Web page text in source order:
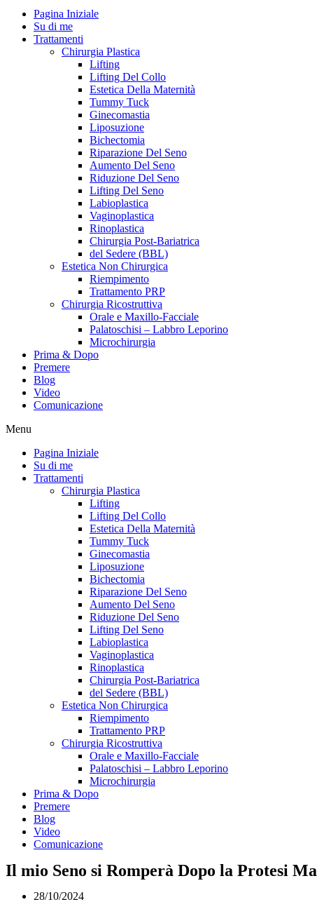
Pagina Iniziale
Su di me
Trattamenti
Chirurgia Plastica
Lifting
Lifting Del Collo
Estetica Della Maternità
Tummy Tuck
Ginecomastia
Liposuzione
Bichectomia
Riparazione Del Seno
Aumento Del Seno
Riduzione Del Seno
Lifting Del Seno
Labioplastica
Vaginoplastica
Rinoplastica
Chirurgia Post-Bariatrica
del Sedere (BBL)
Estetica Non Chirurgica
Riempimento
Trattamento PRP
Chirurgia Ricostruttiva
Orale e Maxillo-Facciale
Palatoschisi – Labbro Leporino
Microchirurgia
Prima & Dopo
Premere
Blog
Video
Comunicazione
Menu
Pagina Iniziale
Su di me
Trattamenti
Chirurgia Plastica
Lifting
Lifting Del Collo
Estetica Della Maternità
Tummy Tuck
Ginecomastia
Liposuzione
Bichectomia
Riparazione Del Seno
Aumento Del Seno
Riduzione Del Seno
Lifting Del Seno
Labioplastica
Vaginoplastica
Rinoplastica
Chirurgia Post-Bariatrica
del Sedere (BBL)
Estetica Non Chirurgica
Riempimento
Trattamento PRP
Chirurgia Ricostruttiva
Orale e Maxillo-Facciale
Palatoschisi – Labbro Leporino
Microchirurgia
Prima & Dopo
Premere
Blog
Video
Comunicazione
Il mio Seno si Romperà Dopo la Protesi
28/10/2024